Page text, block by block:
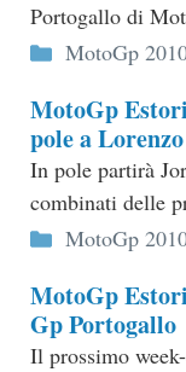
Portogallo di
Categorie
MotoGp
MotoGp
pole a Lorenzo
In pole partirà
combinati delle
Categorie
MotoGp
MotoGp
Gp Portogallo
Il prossimo